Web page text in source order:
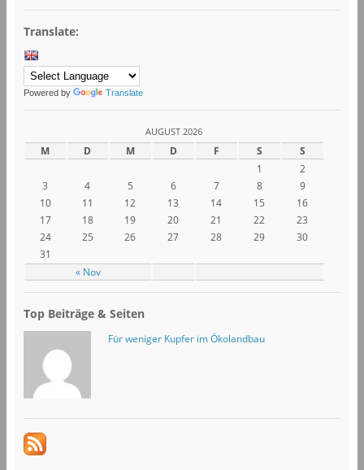
Translate:
Powered by Translate
AUGUST 2026
M D M D F S S
« Nov
1
2
3
4 5 6 7 8
9
10
11 12 13 14 15
16
17
18 19 20 21 22
23
24
25 26 27 28 29
30
31
Top Beiträge & Seiten
Für weniger Kupfer im Ökolandbau